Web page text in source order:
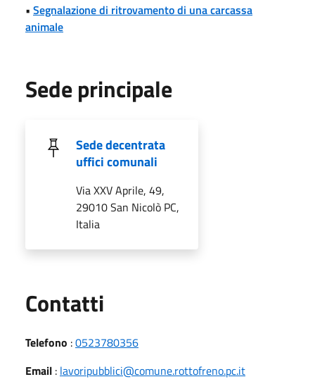
• Segnalazione di ritrovamento di una carcassa
animale
Sede principale
Sede decentrata
uffici comunali
Via XXV Aprile, 49,
29010 San Nicolò PC,
Italia
Contatti
Telefono :0523780356
Email : lavoripubblici@comune.rottofreno.pc.it